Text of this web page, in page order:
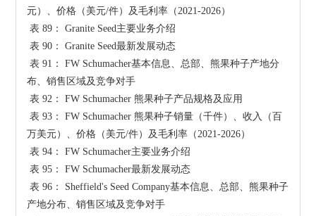
元）、价格（美元/件）及毛利率（2021-2026）
表 89： Granite Seed主要业务介绍
表 90： Granite Seed最新发展动态
表 91： FW Schumacher基本信息、总部、熊果种子产地分
布、销售区域及竞争对手
表 92： FW Schumacher 熊果种子产品规格及应用
表 93： FW Schumacher 熊果种子销量（千件）、收入（百
万美元）、价格（美元/件）及毛利率（2021-2026）
表 94： FW Schumacher主要业务介绍
表 95： FW Schumacher最新发展动态
表 96： Sheffield's Seed Company基本信息、总部、熊果种子
产地分布、销售区域及竞争对手